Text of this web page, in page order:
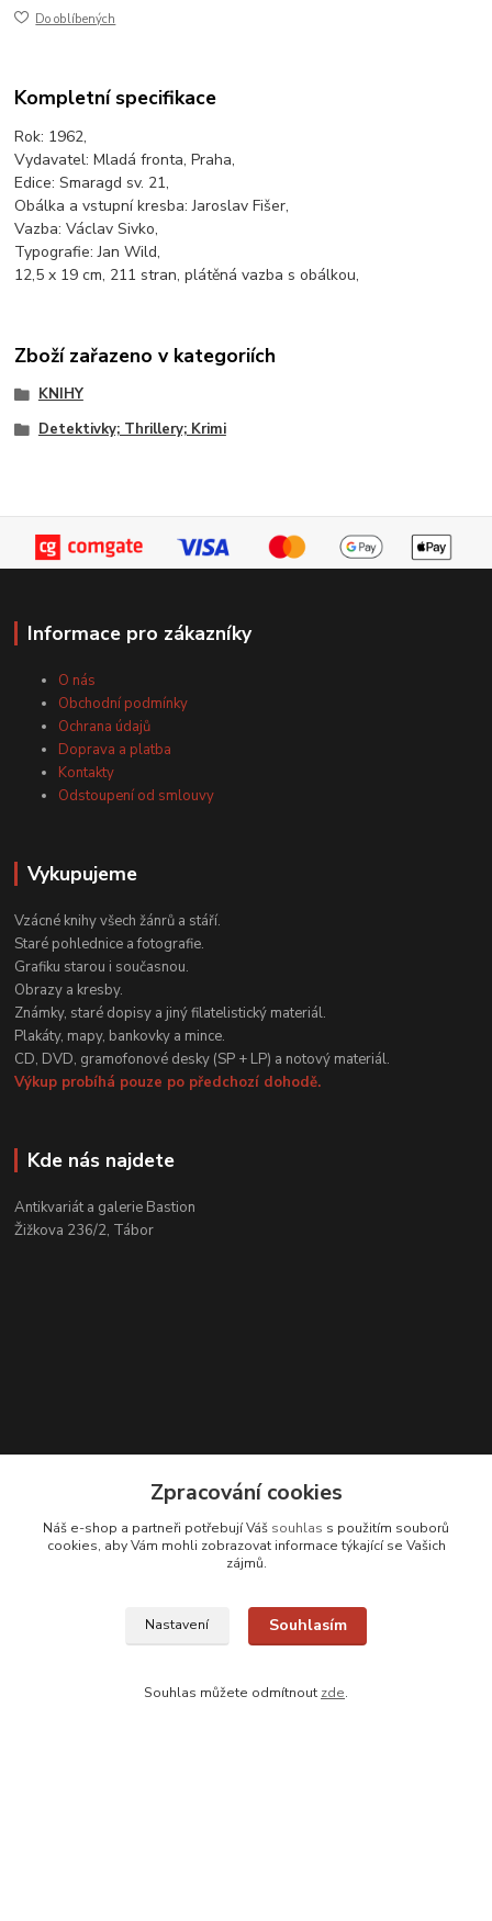
Do oblíbených
Kompletní specifikace
Rok: 1962,
Vydavatel: Mladá fronta, Praha,
Edice: Smaragd sv. 21,
Obálka a vstupní kresba: Jaroslav Fišer,
Vazba: Václav Sivko,
Typografie: Jan Wild,
12,5 x 19 cm, 211 stran, plátěná vazba s obálkou,
Zboží zařazeno v kategoriích
KNIHY
Detektivky; Thrillery; Krimi
Informace pro zákazníky
O nás
Obchodní podmínky
Ochrana údajů
Doprava a platba
Kontakty
Odstoupení od smlouvy
Vykupujeme
Vzácné knihy všech žánrů a stáří.
Staré pohlednice a fotografie.
Grafiku starou i současnou.
Obrazy a kresby.
Známky, staré dopisy a jiný filatelistický materiál.
Plakáty, mapy, bankovky a mince.
CD, DVD, gramofonové desky (SP + LP) a notový materiál.
Výkup probíhá pouze po předchozí dohodě.
Kde nás najdete
Antikvariát a galerie Bastion
Žižkova 236/2, Tábor
Kontakty
+420 608 331 344
(Po-Pá, 11-17 hod.; So, 9-12 hod.)
Zpracování cookies
Náš e-shop a partneři potřebují Váš souhlas s použitím souborů
cookies, aby Vám mohli zobrazovat informace týkající se Vašich
zájmů.
Nastavení Souhlasím
Souhlas můžete odmítnout zde.